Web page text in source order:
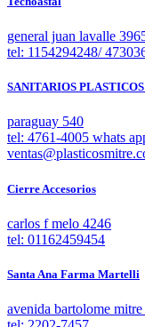
general juan lavalle
tel: 1154294248/
SANITARIOS
paraguay 540
tel: 4761-4005 whats
Cierre Accesorios
carlos f melo 4246
tel: 01162459454
Santa Ana Farma Martelli
avenida bartolome mitre